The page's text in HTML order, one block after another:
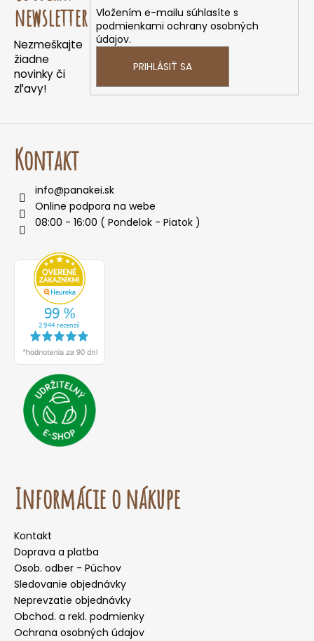
newsletter
Nezmeškajte
žiadne
novinky či
zľavy!
Vložením e-mailu súhlasíte s
podmienkami ochrany osobných
údajov.
PRIHLÁSIŤ SA
Kontakt
info@panakei.sk
Online podpora na webe
08:00 - 16:00 ( Pondelok - Piatok )
Informácie o nákupe
Kontakt
Doprava a platba
Osob. odber - Púchov
Sledovanie objednávky
Neprevzatie objednávky
Obchod. a rekl. podmienky
Ochrana osobných údajov